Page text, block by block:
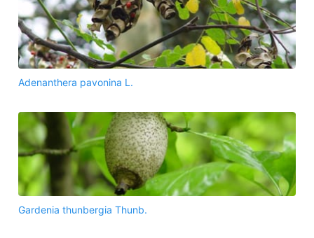
Adenanthera pavonina L.
Gardenia thunbergia Thunb.